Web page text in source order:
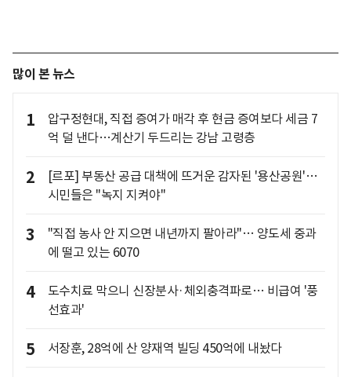
많이 본 뉴스
1
압구정현대, 직접 증여가 매각 후 현금 증여보다 세금 7
억 덜 낸다…계산기 두드리는 강남 고령층
2
[르포] 부동산 공급 대책에 뜨거운 감자된 '용산공원'…
시민들은 "녹지 지켜야"
3
"직접 농사 안 지으면 내년까지 팔아라"… 양도세 중과
에 떨고 있는 6070
4
도수치료 막으니 신장분사·체외충격파로… 비급여 '풍
선효과'
5 서장훈, 28억에 산 양재역 빌딩 450억에 내놨다